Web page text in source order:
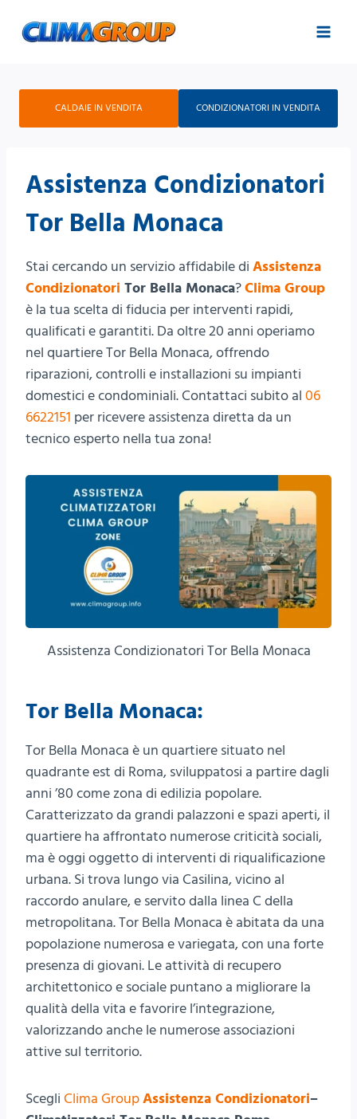
CALDAIE IN VENDITA CONDIZIONATORI IN VENDITA
Assistenza Condizionatori
Tor Bella Monaca
Stai cercando un servizio affidabile di Assistenza
Condizionatori Tor Bella Monaca?Clima Group
è la tua scelta di fiducia per interventi rapidi,
qualificati e garantiti. Da oltre 20 anni operiamo
nel quartiere Tor Bella Monaca, offrendo
riparazioni, controlli e installazioni su impianti
domestici e condominiali. Contattaci subito al 06
6622151 per ricevere assistenza diretta da un
tecnico esperto nella tua zona!
Assistenza Condizionatori Tor Bella Monaca
Tor Bella Monaca:
Tor Bella Monaca è un quartiere situato nel
quadrante est di Roma, sviluppatosi a partire dagli
anni ’80 come zona di edilizia popolare.
Caratterizzato da grandi palazzoni e spazi aperti, il
quartiere ha affrontato numerose criticità sociali,
ma è oggi oggetto di interventi di riqualificazione
urbana. Si trova lungo via Casilina, vicino al
raccordo anulare, e servito dalla linea C della
metropolitana. Tor Bella Monaca è abitata da una
popolazione numerosa e variegata, con una forte
presenza di giovani. Le attività di recupero
architettonico e sociale puntano a migliorare la
qualità della vita e favorire l’integrazione,
valorizzando anche le numerose associazioni
attive sul territorio.
Scegli Clima GroupAssistenza Condizionatori–